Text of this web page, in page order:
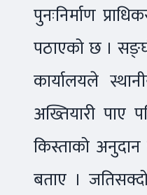
पुनःनिर्माण
पठाएको छ ।
कार्यालयले
अख्तियारी
किस्ताको अनुदान
बताए ।